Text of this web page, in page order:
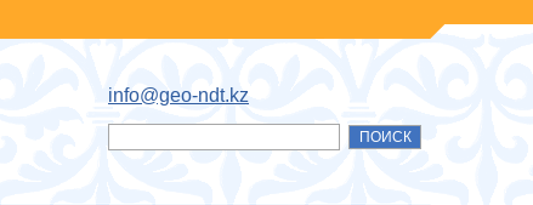
info@geo-ndt.kz